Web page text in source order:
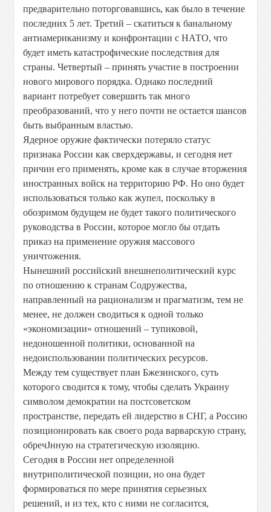
предварительно поторговавшись, как было в течение
последних 5 лет. Третий – скатиться к банальному
антиамериканизму и конфронтации с НАТО, что
будет иметь катастрофические последствия для
страны. Четвертый – принять участие в построении
нового мирового порядка. Однако последний
вариант потребует совершить так много
преобразований, что у него почти не остается шансов
быть выбранным властью.
Ядерное оружие фактически потеряло статус
признака России как сверхдержавы, и сегодня нет
причин его применять, кроме как в случае вторжения
иностранных войск на территорию РФ. Но оно будет
использоваться только как жупел, поскольку в
обозримом будущем не будет такого политического
руководства в России, которое могло бы отдать
приказ на применение оружия массового
уничтожения.
Нынешний российский внешнеполитический курс
по отношению к странам Содружества,
направленный на рационализм и прагматизм, тем не
менее, не должен сводиться к одной только
«экономизации» отношений – тупиковой,
недоношенной политики, основанной на
недоиспользовании политических ресурсов.
Между тем существует план Бжезинского, суть
которого сводится к тому, чтобы сделать Украину
символом демократии на постсоветском
пространстве, передать ей лидерство в СНГ, а Россию
позиционировать как своего рода варварскую страну,
обречЈнную на стратегическую изоляцию.
Сегодня в России нет определенной
внутриполитической позиции, но она будет
формироваться по мере принятия серьезных
решений, и из тех, кто с ними не согласится,